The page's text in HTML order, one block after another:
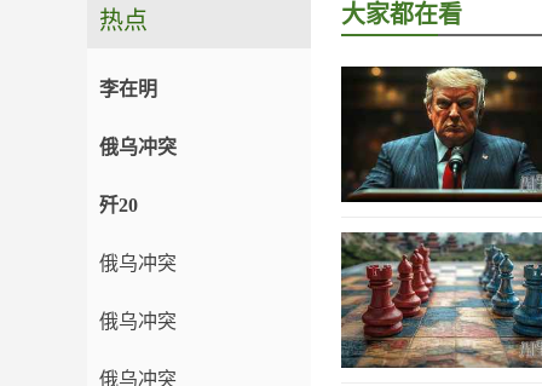
热点
李在明
俄乌冲突
歼20
俄乌冲突
俄乌冲突
俄乌冲突
大家都在看